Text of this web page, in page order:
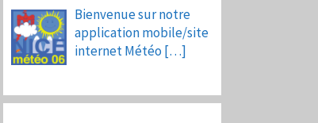
Bienvenue sur notre
application mobile/site
internet Météo […]